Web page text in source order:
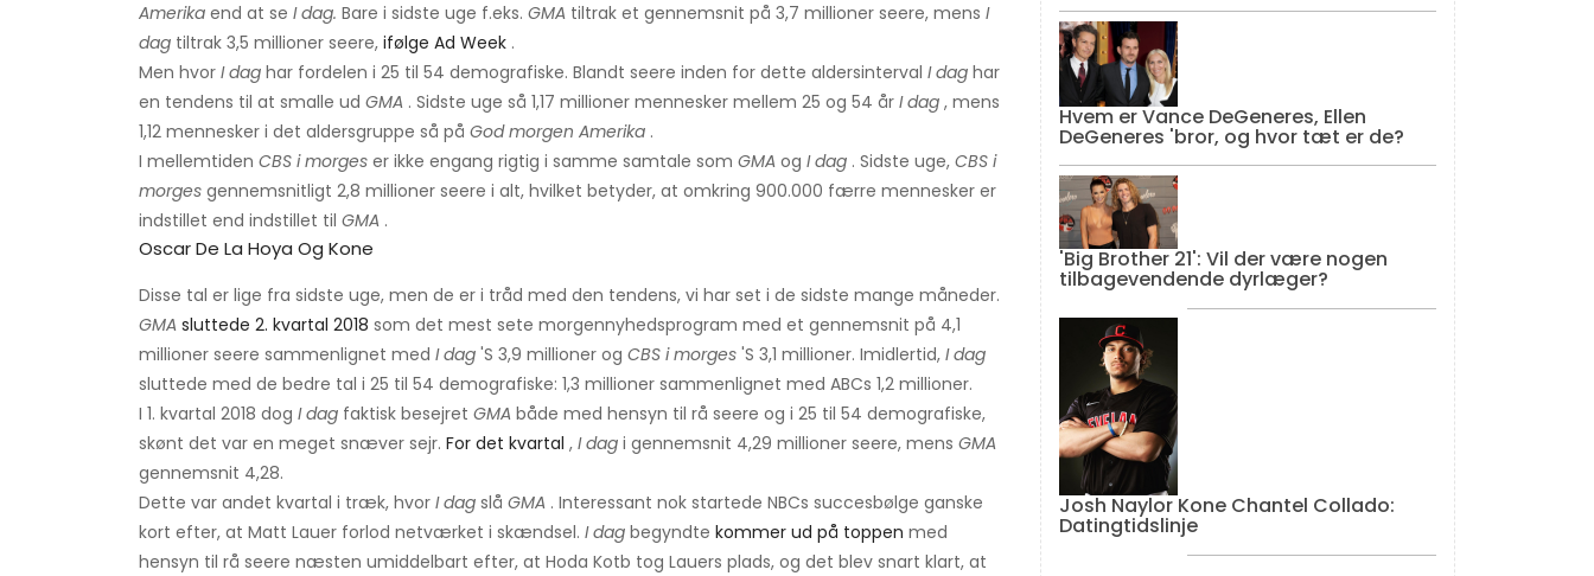
Amerika end at se I dag. Bare i sidste uge f.eks. GMA tiltrak et gennemsnit på 3,7 millioner seere, mens I
dag tiltrak 3,5 millioner seere, ifølge Ad Week .
Men hvor I dag har fordelen i 25 til 54 demografiske. Blandt seere inden for dette aldersinterval I dag har
en tendens til at smalle ud GMA . Sidste uge så 1,17 millioner mennesker mellem 25 og 54 år I dag , mens
1,12 mennesker i det aldersgruppe så på God morgen Amerika .
I mellemtiden CBS i morges er ikke engang rigtig i samme samtale som GMA og I dag . Sidste uge, CBS i
morges gennemsnitligt 2,8 millioner seere i alt, hvilket betyder, at omkring 900.000 færre mennesker er
indstillet end indstillet til GMA .
Oscar De La Hoya Og Kone
Disse tal er lige fra sidste uge, men de er i tråd med den tendens, vi har set i de sidste mange måneder.
GMA sluttede 2. kvartal 2018 som det mest sete morgennyhedsprogram med et gennemsnit på 4,1
millioner seere sammenlignet med I dag 'S 3,9 millioner og CBS i morges 'S 3,1 millioner. Imidlertid, I dag
sluttede med de bedre tal i 25 til 54 demografiske: 1,3 millioner sammenlignet med ABCs 1,2 millioner.
I 1. kvartal 2018 dog I dag faktisk besejret GMA både med hensyn til rå seere og i 25 til 54 demografiske,
skønt det var en meget snæver sejr. For det kvartal , I dag i gennemsnit 4,29 millioner seere, mens GMA
gennemsnit 4,28.
Dette var andet kvartal i træk, hvor I dag slå GMA . Interessant nok startede NBCs succesbølge ganske
kort efter, at Matt Lauer forlod netværket i skændsel. I dag begyndte kommer ud på toppen med
hensyn til rå seere næsten umiddelbart efter, at Hoda Kotb tog Lauers plads, og det blev snart klart, at
Hvem er Vance DeGeneres, Ellen
DeGeneres 'bror, og hvor tæt er de?
'Big Brother 21': Vil der være nogen
tilbagevendende dyrlæger?
Josh Naylor Kone Chantel Collado:
Datingtidslinje